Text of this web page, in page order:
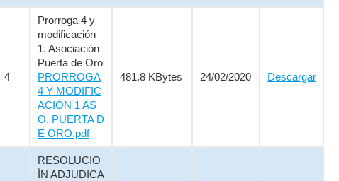
4
Prorroga 4 y
modificación
1. Asociación
Puerta de Oro
PRORROGA
4 Y MODIFIC
ACIÓN 1 AS
O. PUERTA D
E ORO.pdf
481.8 KBytes 24/02/2020 Descargar
RESOLUCIO
ÌN ADJUDICA